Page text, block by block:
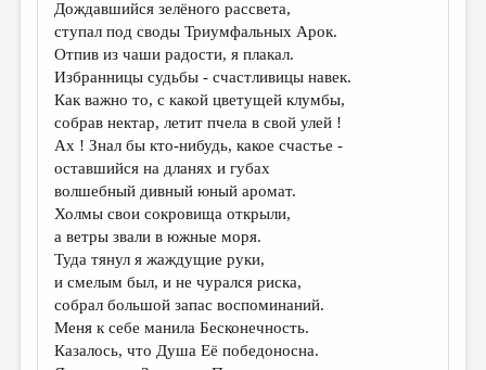
Дождавшийся зелёного рассвета,
ступал под своды Триумфальных Арок.
Отпив из чаши радости, я плакал.
Избранницы судьбы - счастливицы навек.
Как важно то, с какой цветущей клумбы,
собрав нектар, летит пчела в свой улей !
Ах ! Знал бы кто-нибудь, какое счастье -
оставшийся на дланях и губах
волшебный дивный юный аромат.
Холмы свои сокровища открыли,
а ветры звали в южные моря.
Туда тянул я жаждущие руки,
и смелым был, и не чурался риска,
собрал большой запас воспоминаний.
Меня к себе манила Бесконечность.
Казалось, что Душа Её победоносна.